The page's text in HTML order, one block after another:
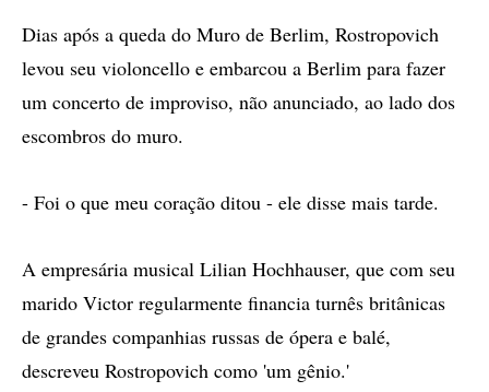
Dias após a queda do Muro de Berlim, Rostropovich
levou seu violoncello e embarcou a Berlim para fazer
um concerto de improviso, não anunciado, ao lado dos
escombros do muro.
- Foi o que meu coração ditou - ele disse mais tarde.
A empresária musical Lilian Hochhauser, que com seu
marido Victor regularmente financia turnês britânicas
de grandes companhias russas de ópera e balé,
descreveu Rostropovich como 'um gênio.'